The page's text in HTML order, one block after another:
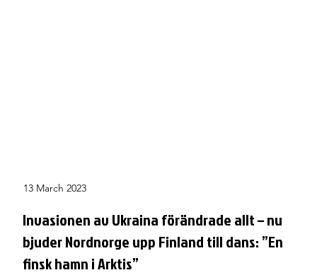
13 March 2023
Invasionen av Ukraina förändrade allt – nu
bjuder Nordnorge upp Finland till dans: ”En
finsk hamn i Arktis”